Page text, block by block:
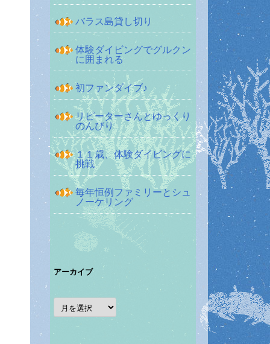
バラス島貸し切り
体験ダイビングでグルクン
に囲まれる
初ファンダイブ♪
リピーターさんとゆっくり
のんびり
１１歳、体験ダイビングに
挑戦
毎年恒例ファミリーとシュ
ノーケリング
アーカイブ
ア
ー